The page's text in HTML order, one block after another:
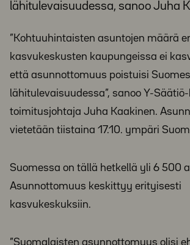
lähitulevaisuudessa, sanoo Juha
”Kohtuuhintaisten asuntojen määrä
kasvukeskusten kaupungeissa ei
että asunnottomuus poistuisi
lähitulevaisuudessa”, sanoo Y-
toimitusjohtaja Juha Kaakinen.
vietetään tiistaina 17.10. ympäri
Suomessa on tällä hetkellä yli 6 500
Asunnottomuus keskittyy erityisesti
kasvukeskuksiin.
”Suomalaisten asunnottomuus olisi